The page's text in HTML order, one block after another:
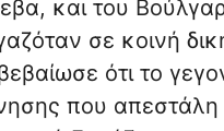
και του
σε κοινή
ότι το
που